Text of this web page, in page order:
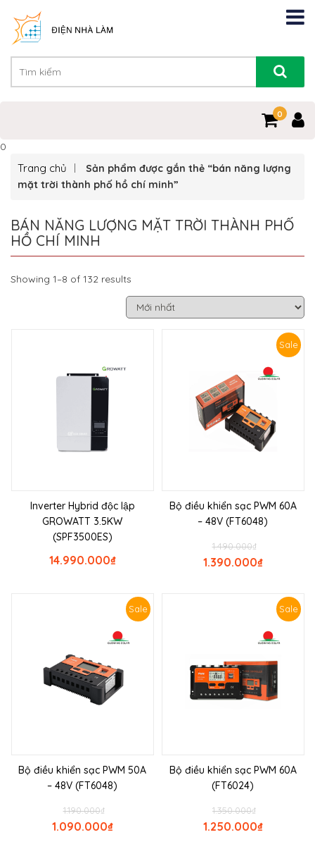
0
0
Trang chủ
Sản phẩm được gắn thẻ “bán năng lượng
mặt trời thành phố hồ chí minh”
BÁN NĂNG LƯỢNG MẶT TRỜI THÀNH PHỐ
HỒ CHÍ MINH
Showing 1–8 of 132 results
Inverter Hybrid độc lập
GROWATT 3.5KW
(SPF3500ES)
₫
14.990.000
Sale
Bộ điều khiển sạc PWM 60A
– 48V (FT6048)
₫
1.490.000
₫
1.390.000
Sale
Bộ điều khiển sạc PWM 50A
– 48V (FT6048)
₫
1.190.000
₫
1.090.000
Sale
Bộ điều khiển sạc PWM 60A
(FT6024)
₫
1.350.000
₫
1.250.000